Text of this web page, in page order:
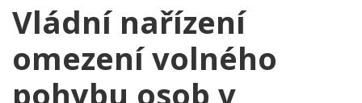
Vládní nařízení
omezení volného
pohybu osob v